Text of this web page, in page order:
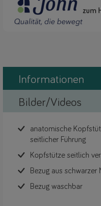
zum
Informationen
Bilder/Videos
anatomische
seitlicher Führung
Kopfstütze seitlich
Bezug aus
Bezug waschbar